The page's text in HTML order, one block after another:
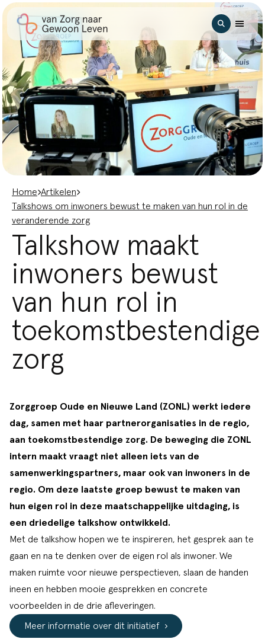
Ga naar hoofdinhoud
Zoeken
Home Artikelen
Talkshows om inwoners bewust te maken van hun rol in de
veranderende zorg
Talkshow maakt
inwoners bewust
van hun rol in
toekomstbestendige
zorg
Zorggroep Oude en Nieuwe Land (ZONL) werkt iedere
dag, samen met haar partnerorganisaties in de regio,
aan toekomstbestendige zorg. De beweging die ZONL
intern maakt vraagt niet alleen iets van de
samenwerkingspartners, maar ook van inwoners in de
regio. Om deze laatste groep bewust te maken van
hun eigen rol in deze maatschappelijke uitdaging, is
een driedelige talkshow ontwikkeld.
Met de talkshow hopen we te inspireren, het gesprek aan te
gaan en na te denken over de eigen rol als inwoner. We
maken ruimte voor nieuwe perspectieven, slaan de handen
ineen en hebben mooie gesprekken en concrete
voorbeelden in de drie afleveringen.
Meer informatie over dit initiatief